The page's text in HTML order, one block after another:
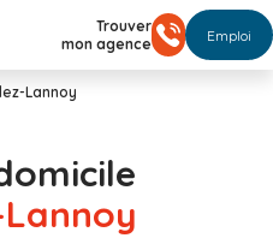
Trouver
mon agence
Emploi
Lannoy